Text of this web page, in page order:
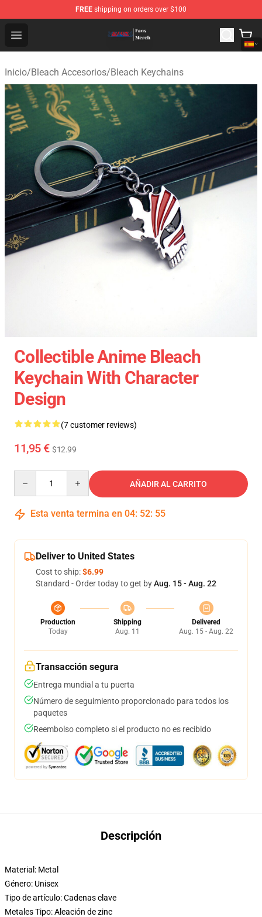
FREE shipping on orders over $100
Open menu
Bleach Store - Official Bleach Merchandise Shop
Inicio/Bleach Accesorios/Bleach Keychains
Collectible Anime Bleach
Keychain With Character
Design
(7 customer reviews)
11,95 € $12.99
AÑADIR AL CARRITO
Esta venta termina en 04: 52: 54
Deliver to United States
Cost to ship:$6.99
Standard - Order today to get byAug. 15 - Aug. 22
Production
Today
Shipping
Aug. 11
Delivered
Aug. 15 - Aug. 22
Transacción segura
Entrega mundial a tu puerta
Número de seguimiento proporcionado para todos los
paquetes
Reembolso completo si el producto no es recibido
Descripción
Material: Metal
Género: Unisex
Tipo de artículo: Cadenas clave
Metales Tipo: Aleación de zinc